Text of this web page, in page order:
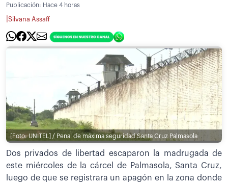
Publicación: Hace 4 horas
Silvana Assaff
[Foto: UNITEL] / Penal de máxima seguridad Santa Cruz Palmasola
Dos privados de libertad escaparon la madrugada de
este miércoles de la cárcel de Palmasola, Santa Cruz,
luego de que se registrara un apagón en la zona donde